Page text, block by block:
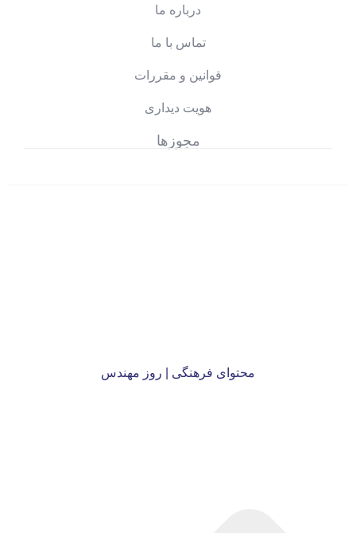
درباره ما
تماس با ما
قوانین و مقررات
هویت دیداری
مجوزها
محتوای فرهنگی | روز مهندس